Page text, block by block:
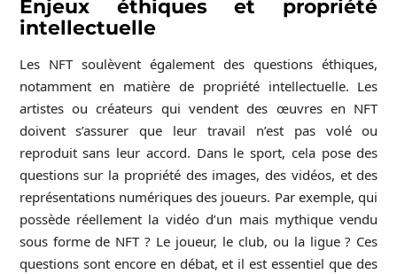
Enjeux éthiques et propriété
intellectuelle
Les NFT soulèvent également des questions éthiques,
notamment en matière de propriété intellectuelle. Les
artistes ou créateurs qui vendent des œuvres en NFT
doivent s’assurer que leur travail n’est pas volé ou
reproduit sans leur accord. Dans le sport, cela pose des
questions sur la propriété des images, des vidéos, et des
représentations numériques des joueurs. Par exemple, qui
possède réellement la vidéo d’un mais mythique vendu
sous forme de NFT ? Le joueur, le club, ou la ligue ? Ces
questions sont encore en débat, et il est essentiel que des